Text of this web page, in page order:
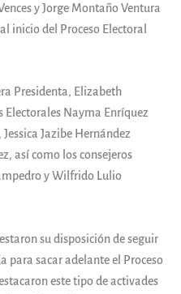
y Jorge Montaño Ventura
inicio del Proceso Electoral
Presidenta, Elizabeth
Electorales Nayma Enríquez
Jazibe Hernández
así como los consejeros
y Wilfrido Lulio
su disposición de seguir
para sacar adelante el Proceso
este tipo de activades